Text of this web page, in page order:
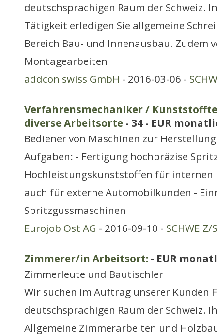
deutschsprachigen Raum der Schweiz.
Tätigkeit erledigen Sie allgemeine
Bereich Bau- und Innenausbau. Zudem
Montagearbeiten
addcon swiss GmbH - 2016-03-06 -
Verfahrensmechaniker /
diverse Arbeitsorte - 34 - EUR
Bediener von Maschinen zur
Aufgaben: - Fertigung hochpräzise
Hochleistungskunststoffen für internen
auch für externe Automobilkunden -
Spritzgussmaschinen
Eurojob Ost AG - 2016-09-10 - SCHWEIZ/
Zimmerer/in Arbeitsort: - EUR
Zimmerleute und Bautischler
Wir suchen im Auftrag unserer Kunden
deutschsprachigen Raum der Schweiz.
Allgemeine Zimmerarbeiten und